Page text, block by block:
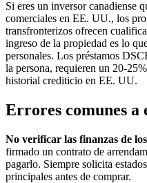
Si eres un inversor canadiense
comerciales en EE. UU., los
transfronterizos ofrecen
ingreso de la propiedad es lo
personales. Los préstamos
la persona, requieren un 20-
historial crediticio en EE. UU.
Errores comunes a
No verificar las finanzas de
firmado un contrato de
pagarlo. Siempre solicita
principales antes de comprar.